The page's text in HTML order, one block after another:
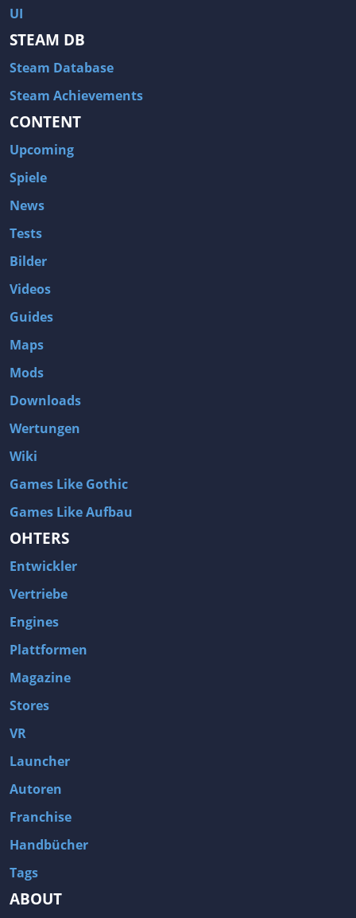
UI
STEAM DB
Steam Database
Steam Achievements
CONTENT
Upcoming
Spiele
News
Tests
Bilder
Videos
Guides
Maps
Mods
Downloads
Wertungen
Wiki
Games Like Gothic
Games Like Aufbau
OHTERS
Entwickler
Vertriebe
Engines
Plattformen
Magazine
Stores
VR
Launcher
Autoren
Franchise
Handbücher
Tags
ABOUT